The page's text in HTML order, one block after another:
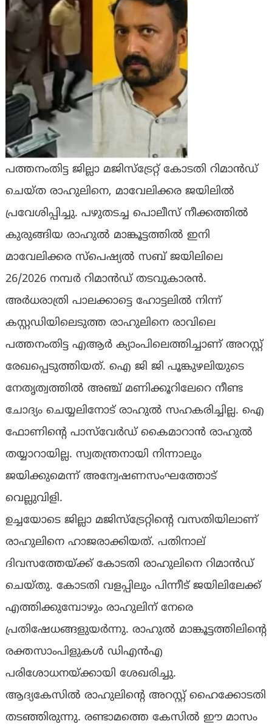
പത്തനംതിട്ട ജില്ലാ മജിസ്ട്രേറ്റ് കോടതി റിമാൻഡ്
ചെയ്ത രാഹുലിനെ, മാവേലിക്കര ജയിലിൽ
പ്രവേശിപ്പിച്ചു. പഴുതടച്ച പൊലീസ് നീക്കത്തിൽ
കുരുങ്ങിയ രാഹുൽ മാങ്കൂട്ടത്തിൽ ഇനി
മാവേലിക്കര സ്പെഷ്യൽ സബ് ജയിലിലെ
26/2026 നമ്പർ റിമാൻഡ് തടവുകാരൻ.
അർധരാത്രി പാലക്കാട്ടെ ഹോട്ടലിൽ നിന്ന്
കസ്റ്റഡിയിലെടുത്ത രാഹുലിനെ രാവിലെ
പത്തനംതിട്ട എആർ ക്യാംപിലെത്തിച്ചാണ് അറസ്റ്റ്
രേഖപ്പെടുത്തിയത്. ഐ ജി ജി പൂങ്കുഴലിയുടെ
നേതൃത്വത്തിൽ അഞ്ച് മണിക്കൂറിലേറെ നീണ്ട
ചോദ്യം ചെയ്യലിനോട് രാഹുൽ സഹകരിച്ചില്ല. ഐ
ഫോണിന്റെ പാസ്‍വേർഡ് കൈമാറാൻ രാഹുൽ
തയ്യാറായില്ല. സ്വതന്ത്രനായി നിന്നാലും
ജയിക്കുമെന്ന് അന്വേഷണസംഘത്തോട്
വെല്ലുവിളി.
ഉച്ചയോടെ ജില്ലാ മജിസ്ട്രേറ്റിന്റെ വസതിയിലാണ്
രാഹുലിനെ ഹാജരാക്കിയത്. പതിനാല്
ദിവസത്തേയ്ക്ക് കോടതി രാഹുലിനെ റിമാൻഡ്
ചെയ്തു. കോടതി വളപ്പിലും പിന്നീട് ജയിലിലേക്ക്
എത്തിക്കുമ്പോഴും രാഹുലിന് നേരെ
പ്രതിഷേധങ്ങളുയർന്നു. രാഹുൽ മാങ്കൂട്ടത്തിലിന്റെ
രക്തസാംപിളുകൾ ഡിഎൻഎ
പരിശോധനയ്ക്കായി ശേഖരിച്ചു.
ആദ്യകേസിൽ രാഹുലിന്റെ അറസ്റ്റ് ഹൈക്കോടതി
തടഞ്ഞിരുന്നു. രണ്ടാമത്തെ കേസിൽ ഈ മാസം